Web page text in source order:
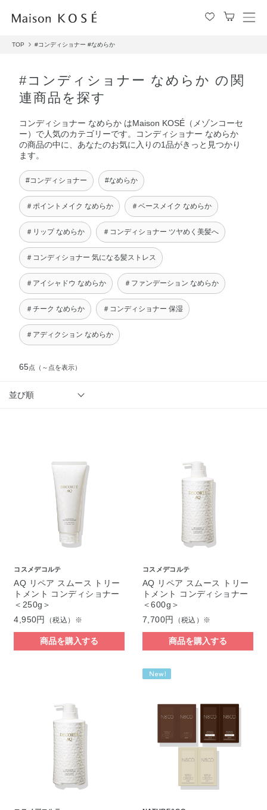
メ
TOP #コンディショナー #なめらか
#コンディショナー なめらか の関
連商品を探す
コンディショナー なめらか はMaison KOSÉ（メゾンコーセ
ー）で人気のカテゴリーです。コンディショナー なめらか
の商品の中に、あなたのお気に入りの1品がきっと見つかり
ます。
#コンディショナー #なめらか
＃ポイントメイク なめらか ＃ベースメイク なめらか
＃リップ なめらか ＃コンディショナー ツヤめく美髪へ
＃コンディショナー 気になる髪ストレス
＃アイシャドウ なめらか ＃ファンデーション なめらか
＃チーク なめらか ＃コンディショナー 保湿
＃アディクション なめらか
65点 （～点を表示）
並び順
コスメデコルテ
AQ リペア スムース トリー
トメント コンディショナー
＜250g＞
4,950円
（税込）※
商品を購入する
コスメデコルテ
AQ リペア スムース トリー
トメント コンディショナー
＜600g＞
7,700円
（税込）※
商品を購入する